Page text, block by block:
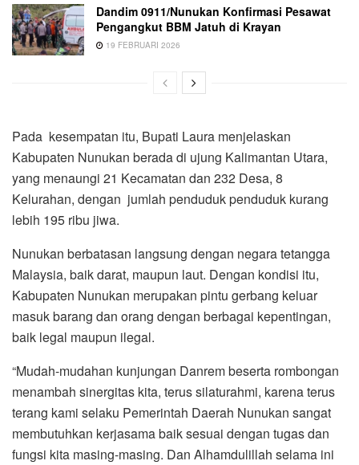
Dandim 0911/Nunukan Konfirmasi Pesawat
Pengangkut BBM Jatuh di Krayan
19 FEBRUARI 2026
Pada kesempatan itu, Bupati Laura menjelaskan
Kabupaten Nunukan berada di ujung Kalimantan Utara,
yang menaungi 21 Kecamatan dan 232 Desa, 8
Kelurahan, dengan jumlah penduduk penduduk kurang
lebih 195 ribu jiwa.
Nunukan berbatasan langsung dengan negara tetangga
Malaysia, baik darat, maupun laut. Dengan kondisi itu,
Kabupaten Nunukan merupakan pintu gerbang keluar
masuk barang dan orang dengan berbagai kepentingan,
baik legal maupun ilegal.
“Mudah-mudahan kunjungan Danrem beserta rombongan
menambah sinergitas kita, terus silaturahmi, karena terus
terang kami selaku Pemerintah Daerah Nunukan sangat
membutuhkan kerjasama baik sesuai dengan tugas dan
fungsi kita masing-masing. Dan Alhamdulillah selama ini